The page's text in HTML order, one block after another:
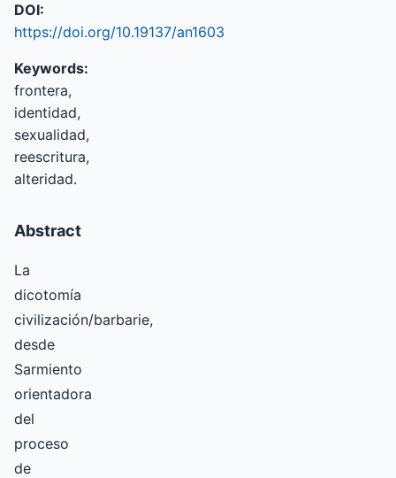
DOI:
https://doi.org/10.19137/an1603
Keywords:
frontera,
identidad,
sexualidad,
reescritura,
alteridad.
Abstract
La
dicotomía
civilización/barbarie,
desde
Sarmiento
orientadora
del
proceso
de